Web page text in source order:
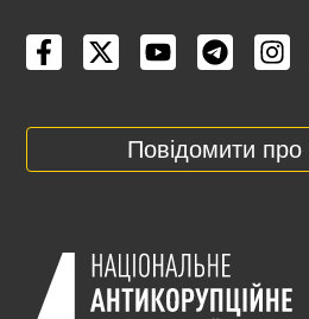
Повідомити про